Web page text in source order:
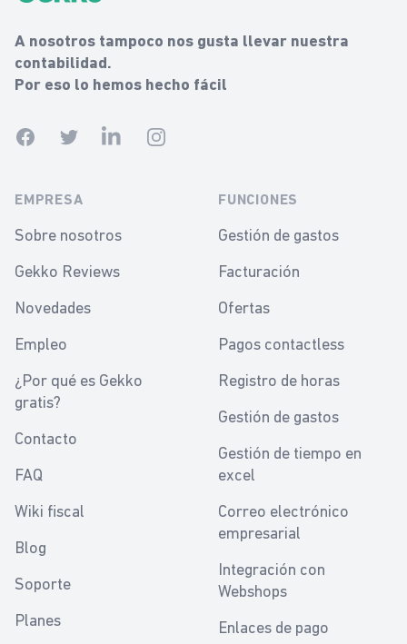
A nosotros tampoco nos gusta llevar nuestra
contabilidad.
Por eso lo hemos hecho fácil
FacebookTwitterLinkedinInstagram
EMPRESA
Sobre nosotros
Gekko Reviews
Novedades
Empleo
¿Por qué es Gekko
gratis?
Contacto
FAQ
Wiki fiscal
Blog
Soporte
Planes
FUNCIONES
Gestión de gastos
Facturación
Ofertas
Pagos contactless
Registro de horas
Gestión de gastos
Gestión de tiempo en
excel
Correo electrónico
empresarial
Integración con
Webshops
Enlaces de pago